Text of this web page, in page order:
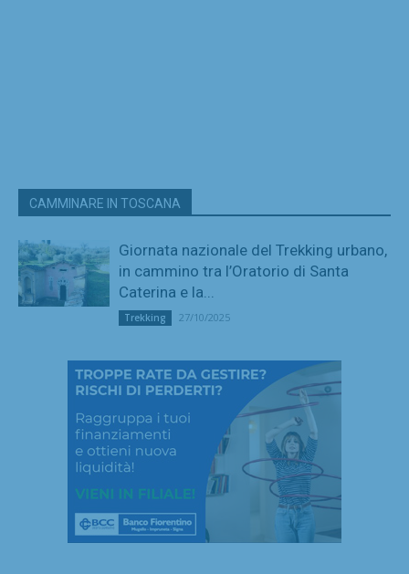
CAMMINARE IN TOSCANA
Giornata nazionale del Trekking urbano,
in cammino tra l’Oratorio di Santa
Caterina e la...
Trekking 27/10/2025